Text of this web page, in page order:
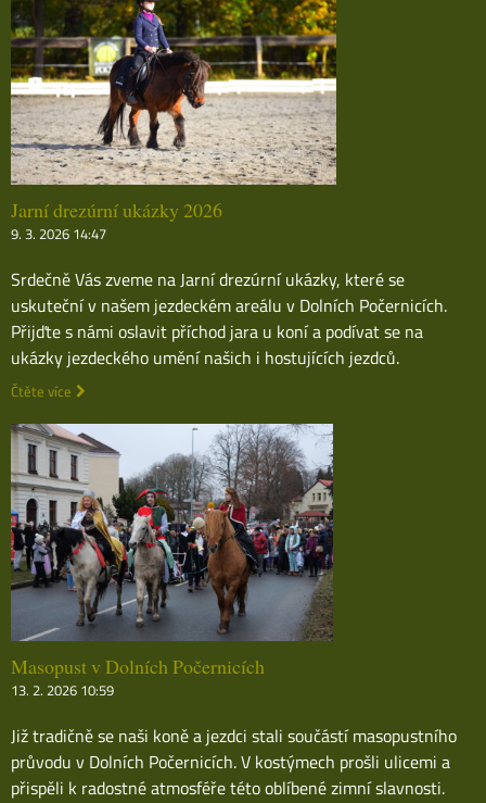
Jarní drezúrní ukázky 2026
9. 3. 2026 14:47
Srdečně Vás zveme na Jarní drezúrní ukázky, které se
uskuteční v našem jezdeckém areálu v Dolních Počernicích.
Přijďte s námi oslavit příchod jara u koní a podívat se na
ukázky jezdeckého umění našich i hostujících jezdců.
Čtěte více
Masopust v Dolních Počernicích
13. 2. 2026 10:59
Již tradičně se naši koně a jezdci stali součástí masopustního
průvodu v Dolních Počernicích. V kostýmech prošli ulicemi a
přispěli k radostné atmosféře této oblíbené zimní slavnosti.